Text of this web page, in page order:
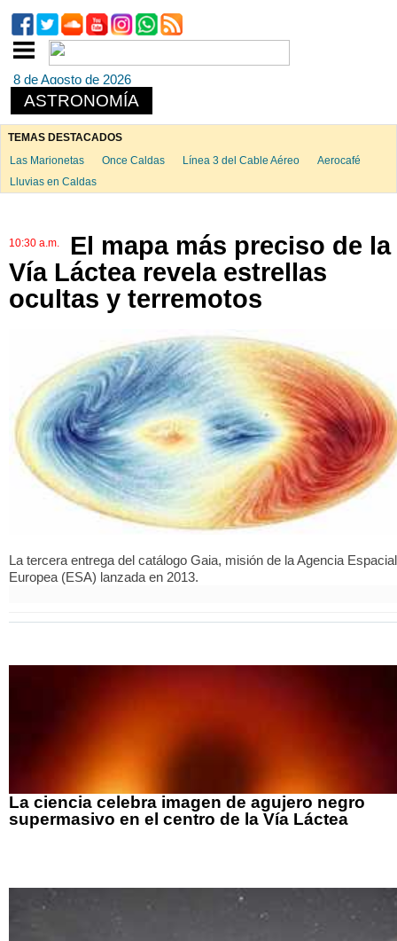
8 de Agosto de 2026
ASTRONOMÍA
TEMAS DESTACADOS
Las Marionetas
Once Caldas Línea 3 del Cable Aéreo
Aerocafé
Lluvias en Caldas
10:30 a.m.
El mapa más preciso de la
Vía Láctea revela estrellas
ocultas y terremotos
La tercera entrega del catálogo Gaia, misión de la Agencia Espacial
Europea (ESA) lanzada en 2013.
La ciencia celebra imagen de agujero negro
supermasivo en el centro de la Vía Láctea